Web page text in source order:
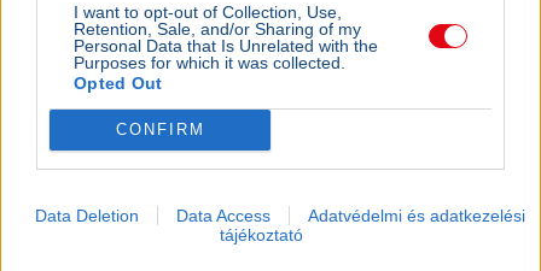
I want to opt-out of Collection, Use,
Retention, Sale, and/or Sharing of my
Personal Data that Is Unrelated with the
Purposes for which it was collected.
Opted Out
CONFIRM
Data Deletion Data Access
Adatvédelmi és adatkezelési
tájékoztató
reptéri díjat is bevezetnek
Szombattól emelkednek a budapesti taxitarifák,
és bevezetik a 800 forintos reptéri felárat is.
állam
forintot
SZÓRAKOZÁS 2026. július 26.
udvarhölgyei között saját testvére is